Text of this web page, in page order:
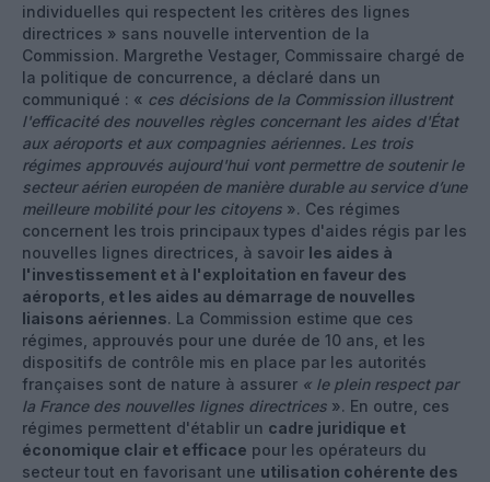
individuelles qui respectent les critères des lignes
directrices » sans nouvelle intervention de la
Commission. Margrethe Vestager, Commissaire chargé de
la politique de concurrence, a déclaré dans un
communiqué : « ces décisions de la Commission illustrent
l'efficacité des nouvelles règles concernant les aides d'État
aux aéroports et aux compagnies aériennes. Les trois
régimes approuvés aujourd'hui vont permettre de soutenir le
secteur aérien européen de manière durable au service d’une
meilleure mobilité pour les citoyens ». Ces régimes
concernent les trois principaux types d'aides régis par les
nouvelles lignes directrices, à savoir les aides à
l'investissement et à l'exploitation en faveur des
aéroports et les aides au démarrage de nouvelles
liaisons aériennes. La Commission estime que ces
régimes, approuvés pour une durée de 10 ans, et les
dispositifs de contrôle mis en place par les autorités
françaises sont de nature à assurer « le plein respect par
la France des nouvelles lignes directrices ». En outre, ces
régimes permettent d'établir un cadre juridique et
économique clair et efficace pour les opérateurs du
secteur tout en favorisant une utilisation cohérente des